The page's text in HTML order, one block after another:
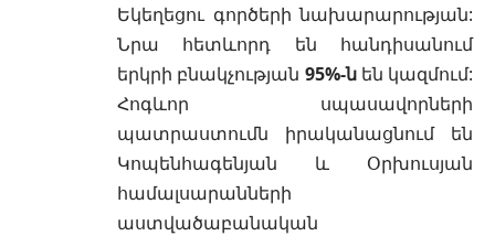
Եկեղեցու գործերի նախարարության:
Նրա հետևորդ են հանդիսանում
երկրի բնակչության 95%-նեն կազմում:
Հոգևոր սպասավորների
պատրաստումն իրականացնում են
Կոպենհագենյան և Օրխուսյան
համալսարանների
աստվածաբանական